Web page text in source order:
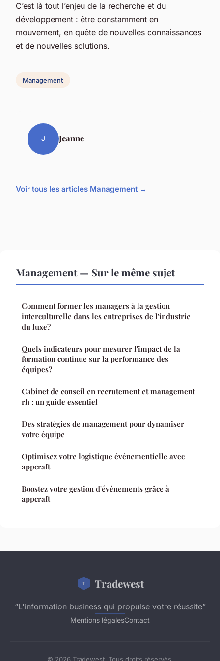
C’est là tout l’enjeu de la recherche et du
développement : être constamment en
mouvement, en quête de nouvelles connaissances
et de nouvelles solutions.
Management
J Jeanne
Voir tous les articles Management →
Management — Sur le même sujet
Comment former les managers à la gestion
interculturelle dans les entreprises de l'industrie
du luxe?
Quels indicateurs pour mesurer l'impact de la
formation continue sur la performance des
équipes?
Cabinet de conseil en recrutement et management
rh : un guide essentiel
Des stratégies de management pour dynamiser
votre équipe
Optimisez votre logistique événementielle avec
appcraft
Boostez votre gestion d'événements grâce à
appcraft
Tradewest
“L'information business qui propulse votre réussite”
Mentions légalesContact
© 2026 Tradewest. Tous droits réservés.